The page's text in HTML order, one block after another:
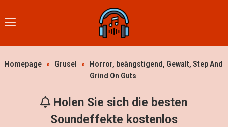
Homepage » Grusel »
Horror, beängstigend, Gewalt, Step And
Grind On Guts
Holen Sie sich die besten
Soundeffekte kostenlos